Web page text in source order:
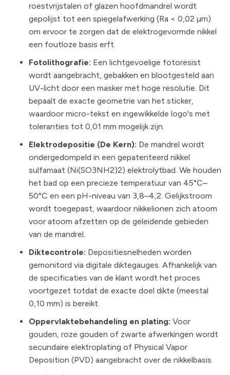
roestvrijstalen of glazen hoofdmandrel wordt
gepolijst tot een spiegelafwerking (Ra < 0,02 µm)
om ervoor te zorgen dat de elektrogevormde nikkel
een foutloze basis erft.
Fotolithografie: Een lichtgevoelige fotoresist
wordt aangebracht, gebakken en blootgesteld aan
UV-licht door een masker met hoge resolutie. Dit
bepaalt de exacte geometrie van het sticker,
waardoor micro-tekst en ingewikkelde logo's met
toleranties tot 0,01 mm mogelijk zijn.
Elektrodepositie (De Kern): De mandrel wordt
ondergedompeld in een gepatenteerd nikkel
sulfamaat (Ni(SO3NH2)2) elektrolytbad. We houden
het bad op een precieze temperatuur van 45°C–
50°C en een pH-niveau van 3,8–4,2. Gelijkstroom
wordt toegepast, waardoor nikkelionen zich atoom
voor atoom afzetten op de geleidende gebieden
van de mandrel.
Diktecontrole: Depositiesnelheden worden
gemonitord via digitale diktegauges. Afhankelijk van
de specificaties van de klant wordt het proces
voortgezet totdat de exacte doel dikte (meestal
0,10 mm) is bereikt.
Oppervlaktebehandeling en plating: Voor
gouden, roze gouden of zwarte afwerkingen wordt
secundaire elektroplating of Physical Vapor
Deposition (PVD) aangebracht over de nikkelbasis.